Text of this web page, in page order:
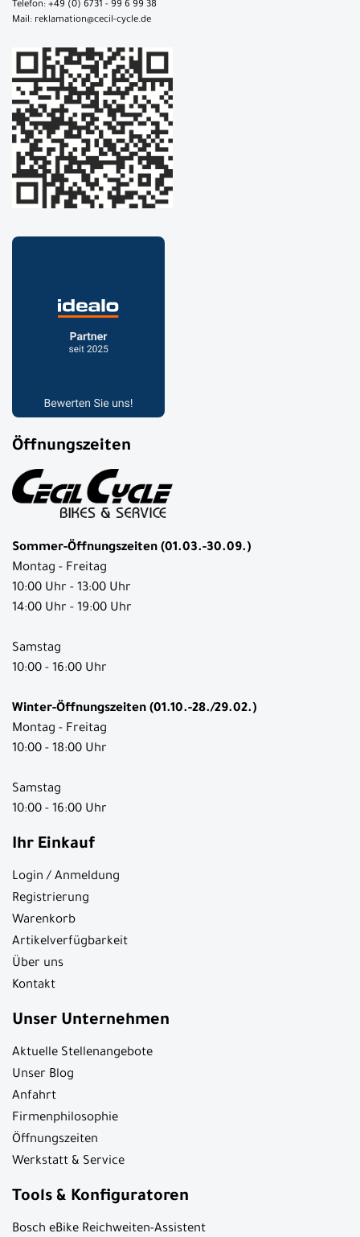
Telefon: +49 (0) 6731 - 99 6 99 38
Mail: reklamation@cecil-cycle.de
Öffnungszeiten
Sommer-Öffnungszeiten (01.03.-30.09.)
Montag - Freitag
10:00 Uhr - 13:00 Uhr
14:00 Uhr - 19:00 Uhr
Samstag
10:00 - 16:00 Uhr
Winter-Öffnungszeiten (01.10.-28./29.02.)
Montag - Freitag
10:00 - 18:00 Uhr
Samstag
10:00 - 16:00 Uhr
Ihr Einkauf
Login / Anmeldung
Registrierung
Warenkorb
Artikelverfügbarkeit
Über uns
Kontakt
Unser Unternehmen
Aktuelle Stellenangebote
Unser Blog
Anfahrt
Firmenphilosophie
Öffnungszeiten
Werkstatt & Service
Tools & Konfiguratoren
Bosch eBike Reichweiten-Assistent